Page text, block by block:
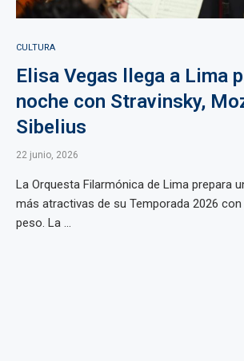
CULTURA
Elisa Vegas llega a Lima
noche con Stravinsky,
Sibelius
22 junio, 2026
La Orquesta Filarmónica de Lima prepara
más atractivas de su Temporada 2026 con
peso. La ...